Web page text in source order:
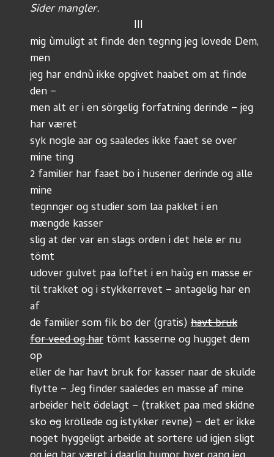
Sider mangler.
			          III
mig ùmuligt at finde den tegnng jeg lovede Dem,
men
jeg har endnù ikke opgivet haabet om at finde
den –
men alt er i en sörgelig forfatning derinde – jeg
har været
syk nogle aar og saaledes ikke faaet se over
mine ting
2 familier har faaet bo i husener derinde og alle
mine
tegnnger og studier som laa pakket i en
mængde kasser
slig at der var en slags orden i det hele er nu
tömt
udover gulvet paa loftet i en haùg en masse er
til trakket og i stykkerrevet – antagelig har en
af
de familier som fik bo der (gratis) havt bruk
for veed og har tömt kasserne og hugget dem
op
eller de har havt bruk for kasser naar de skulde
flytte – Jeg finder saaledes en masse af mine
arbeider helt ödelagt – (trakket paa med skidne
sko og kröllede og istykker revne) – det er ikke
noget hyggeligt arbeide at sortere ud igjen sligt